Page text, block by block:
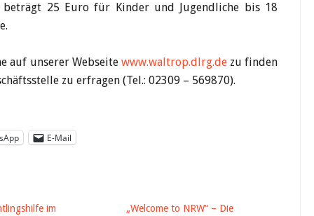
beträgt 25 Euro für Kinder und Jugendliche bis 18
auf unserer Webseite www.waltrop.dlrg.dezu finden
zu erfragen (Tel.: 02309 – 569870).
E-Mail
im
„Welcome to NRW“ – Die